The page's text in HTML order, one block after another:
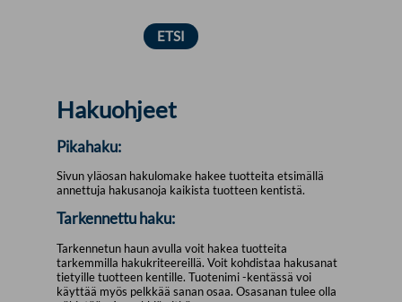
Hakuohjeet
Pikahaku:
Sivun yläosan hakulomake hakee tuotteita etsimällä
annettuja hakusanoja kaikista tuotteen kentistä.
Tarkennettu haku:
Tarkennetun haun avulla voit hakea tuotteita
tarkemmilla hakukriteereillä. Voit kohdistaa hakusanat
tietyille tuotteen kentille. Tuotenimi -kentässä voi
käyttää myös pelkkää sanan osaa. Osasanan tulee olla